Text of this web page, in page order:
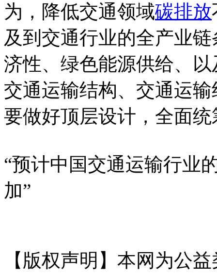
为，降低交通领域碳排放
及到交通行业的全产业
济性、绿色能源供给、
交通运输结构、交通运
要做好顶层设计，全面
“预计中国交通运输行业
加”
【版权声明】本网为公